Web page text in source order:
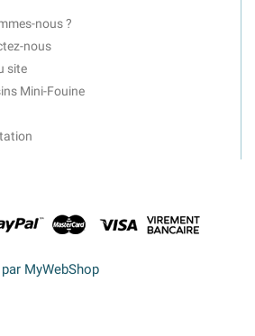
nous ?
nous
site
Mini-Fouine
MyWebShop